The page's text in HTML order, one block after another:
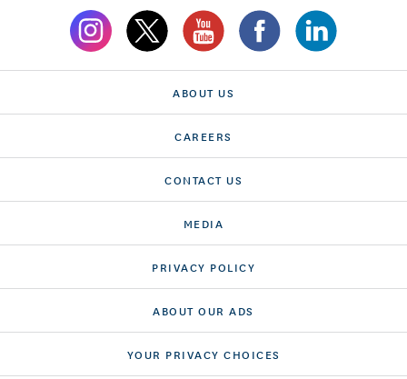
ABOUT US
CAREERS
CONTACT US
MEDIA
PRIVACY POLICY
ABOUT OUR ADS
YOUR PRIVACY CHOICES